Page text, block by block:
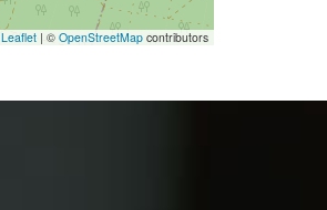
Leaflet | © OpenStreetMap contributors